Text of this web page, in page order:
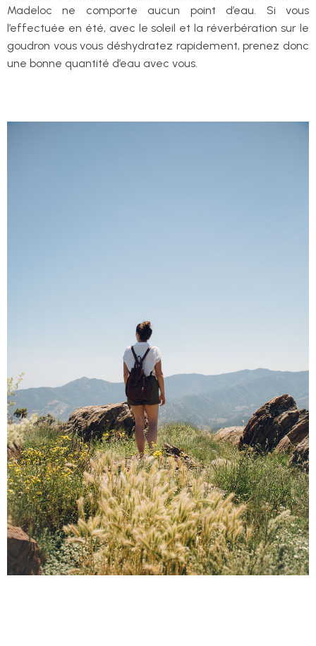
Madeloc ne comporte aucun point d’eau. Si vous
l’effectuée en été, avec le soleil et la réverbération sur le
goudron vous vous déshydratez rapidement, prenez donc
une bonne quantité d’eau avec vous.